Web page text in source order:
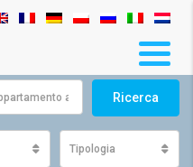
Ricerca
Tipologia